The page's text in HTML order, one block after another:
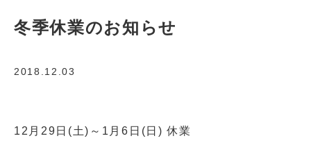
冬季休業のお知らせ
2018.12.03
12月29日(土)～1月6日(日) 休業